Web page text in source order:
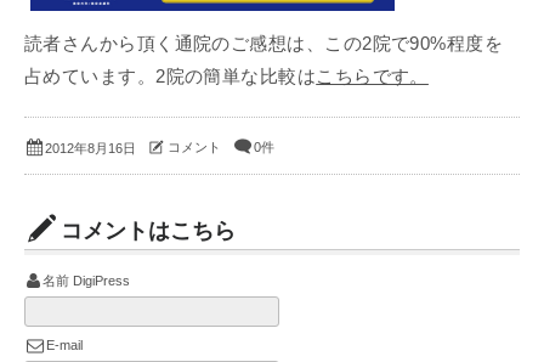
読者さんから頂く通院のご感想は、この2院で90%程度を
占めています。2院の簡単な比較はこちらです。
2012年8月16日 コメント 0件
コメントはこちら
名前 DigiPress
E-mail